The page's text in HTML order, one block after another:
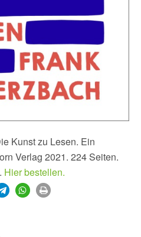
Kunst zu Lesen. Ein
Verlag 2021. 224 Seiten.
Hier bestellen.